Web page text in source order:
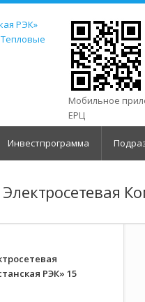
РЭК»
Мобильное
ЕРЦ
Инвестпрограмма
РЭК» 15